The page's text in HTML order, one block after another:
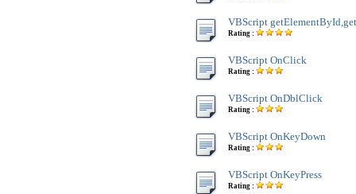
VBScript
Rating :
VBScript OnClick
Rating :
VBScript OnDblClick
Rating :
VBScript OnKeyDown
Rating :
VBScript OnKeyPress
Rating :